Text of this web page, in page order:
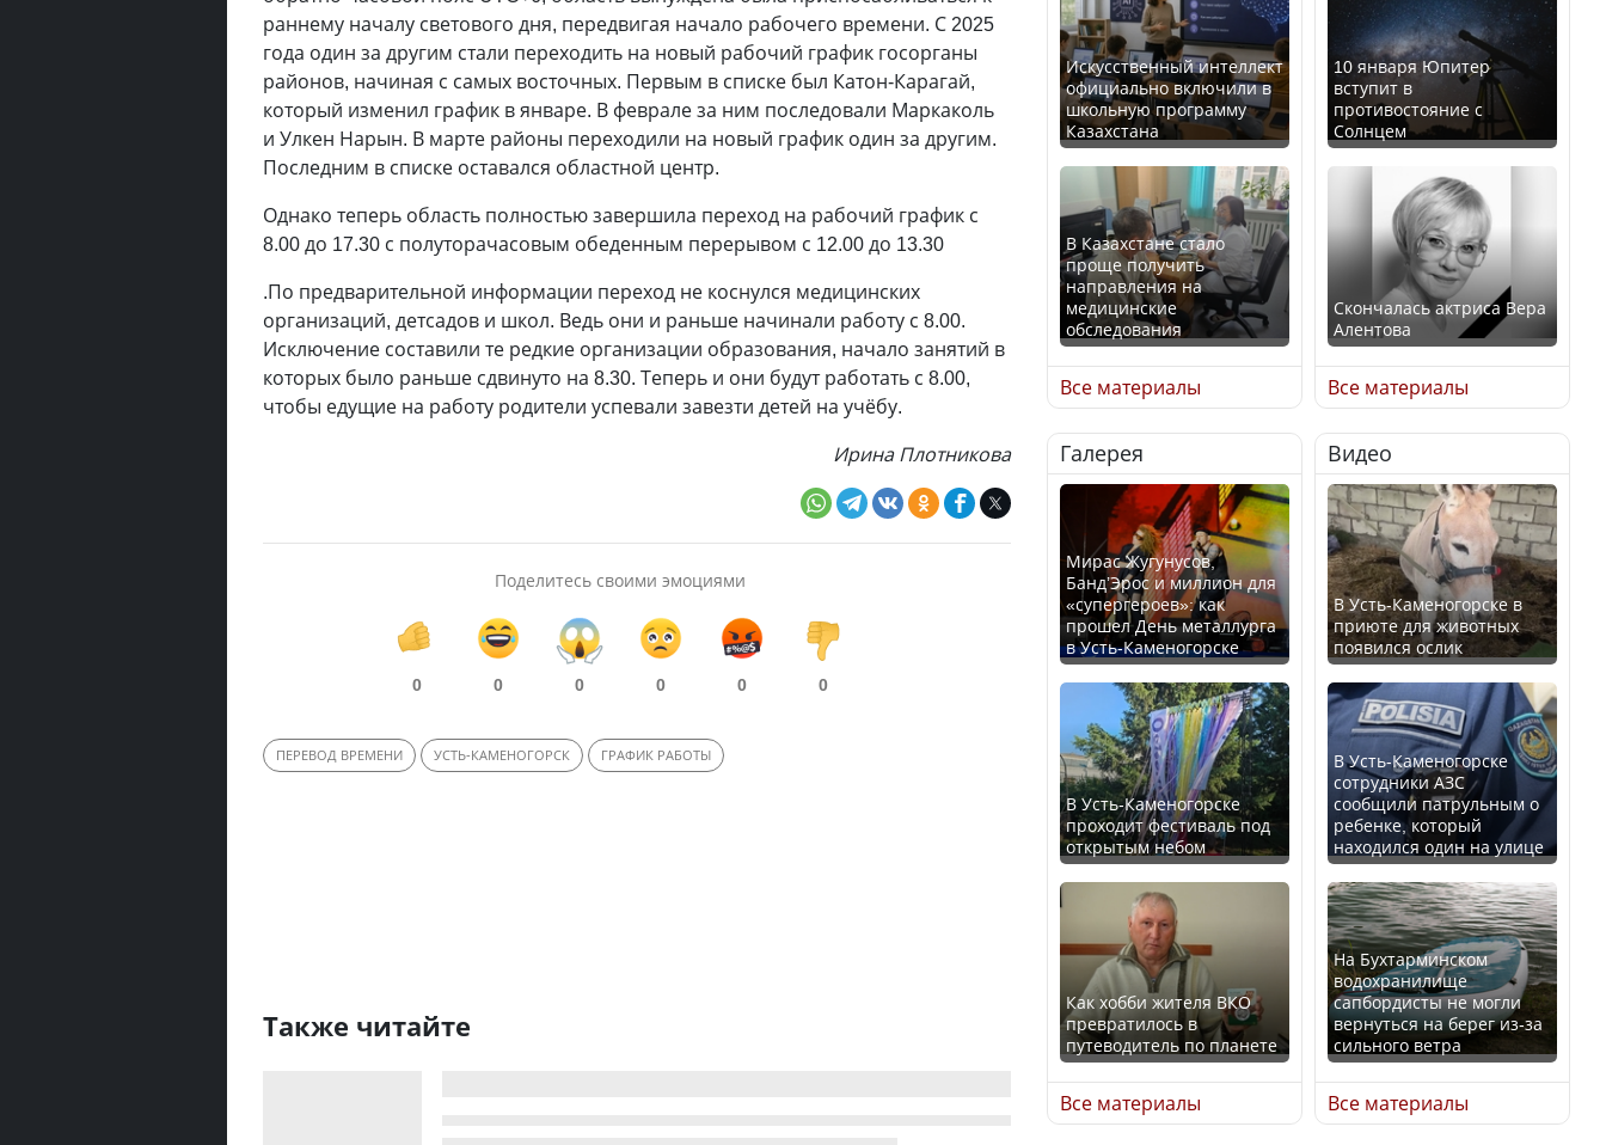
раннему началу светового дня, передвигая начало рабочего времени. С 2025
года один за другим стали переходить на новый рабочий график госорганы
районов, начиная с самых восточных. Первым в списке был Катон-Карагай,
который изменил график в январе. В феврале за ним последовали Маркаколь
и Улкен Нарын. В марте районы переходили на новый график один за другим.
Последним в списке оставался областной центр.
Однако теперь область полностью завершила переход на рабочий график с
8.00 до 17.30 с полуторачасовым обеденным перерывом с 12.00 до 13.30
.По предварительной информации переход не коснулся медицинских
организаций, детсадов и школ. Ведь они и раньше начинали работу с 8.00.
Исключение составили те редкие организации образования, начало занятий в
которых было раньше сдвинуто на 8.30. Теперь и они будут работать с 8.00,
чтобы едущие на работу родители успевали завезти детей на учёбу.
Ирина Плотникова
Поделитесь своими эмоциями
0 0 0 0 0 0
ПЕРЕВОД ВРЕМЕНИ УСТЬ-КАМЕНОГОРСК ГРАФИК РАБОТЫ
Также читайте
Искусственный интеллект
официально включили в
школьную программу
Казахстана
В Казахстане стало
проще получить
направления на
медицинские
обследования
Қазақстан Орталық Азия
елдері арасында әл-ауқат
индексінде көш бастады
Казахстан возглавил
рейтинг благополучия
среди стран Центральной
Азии
Будут ли представлены
интересы регионов в
Курултае?
Ең төменгі жалақы,
алимент, экология: жеті
партия сайлаушылармен
нені талқылап жатыр?
Все материалы
10 января Юпитер
вступит в
противостояние с
Солнцем
Скончалась актриса Вера
Алентова
В РФ вынесен заочный
приговор по уголовному
делу об убийстве Игоря
Талькова
В России введены
дополнительные
ограничения для
казахстанских прав
Трамп официально
вступил в должность
президента США
Луну признали объектом
культурного наследия,
находящегося под
угрозой исчезновения
Все материалы
Галерея
Мирас Жугунусов,
Банд’Эрос и миллион для
«супергероев»: как
прошел День металлурга
в Усть-Каменогорске
В Усть-Каменогорске
проходит фестиваль под
открытым небом
Как хобби жителя ВКО
превратилось в
путеводитель по планете
Все материалы
Видео
В Усть-Каменогорске в
приюте для животных
появился ослик
В Усть-Каменогорске
сотрудники АЗС
сообщили патрульным о
ребенке, который
находился один на улице
На Бухтарминском
водохранилище
сапбордисты не могли
вернуться на берег из-за
сильного ветра
Все материалы